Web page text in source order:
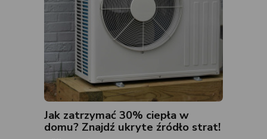
Jak zatrzymać 30% ciepła w
domu? Znajdź ukryte źródło strat!